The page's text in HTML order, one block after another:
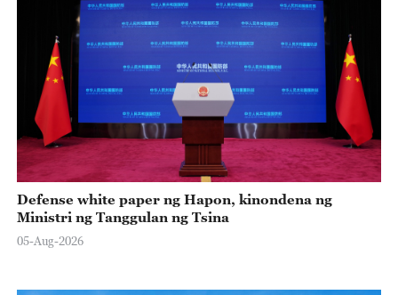
Defense white paper ng Hapon, kinondena ng
Ministri ng Tanggulan ng Tsina
05-Aug-2026